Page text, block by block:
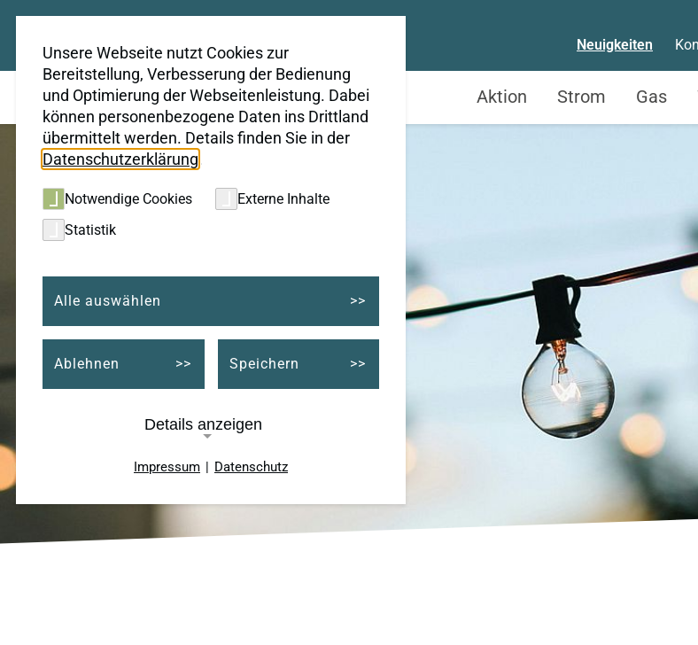
Neuigkeiten
Aktion Strom Gas
Unsere Webseite nutzt Cookies zur
Bereitstellung, Verbesserung der Bedienung
und Optimierung der Webseitenleistung. Dabei
können personenbezogene Daten ins Drittland
übermittelt werden. Details finden Sie in der
Datenschutzerklärung.
Notwendige Cookies
Externe Inhalte
Statistik
Alle auswählen
Ablehnen Speichern
Details anzeigen
Impressum | Datenschutz